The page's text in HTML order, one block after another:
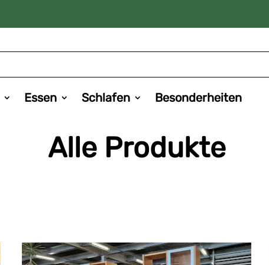
Essen Schlafen Besonderheiten
Alle Produkte